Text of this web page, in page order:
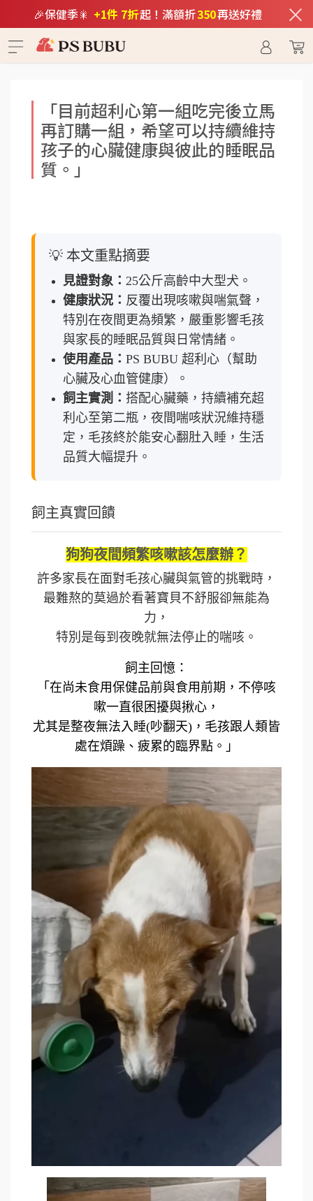
🎉保健季🎇 +1件 7折起！滿額折350再送好禮 ×
「目前超利心第一組吃完後立馬
再訂購一組，希望可以持續維持
孩子的心臟健康與彼此的睡眠品
質。」
💡 本文重點摘要
見證對象： 25公斤高齡中大型犬。
健康狀況： 反覆出現咳嗽與喘氣聲，
特別在夜間更為頻繁，嚴重影響毛孩
與家長的睡眠品質與日常情緒。
使用產品： PS BUBU 超利心（幫助
心臟及心血管健康）。
飼主實測： 搭配心臟藥，持續補充超
利心至第二瓶，夜間喘咳狀況維持穩
定，毛孩終於能安心翻肚入睡，生活
品質大幅提升。
飼主真實回饋
狗狗夜間頻繁咳嗽該怎麼辦？
許多家長在面對毛孩心臟與氣管的挑戰時，
最難熬的莫過於看著寶貝不舒服卻無能為
力，
特別是每到夜晚就無法停止的喘咳。
飼主回憶：
「在尚未食用保健品前與食用前期，不停咳
嗽一直很困擾與揪心，
尤其是整夜無法入睡(吵翻天)，毛孩跟人類皆
處在煩躁、疲累的臨界點。」